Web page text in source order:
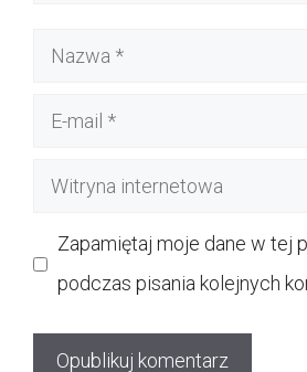
Nazwa
Witryna
Zapamiętaj moje dane w tej
podczas pisania kolejnych